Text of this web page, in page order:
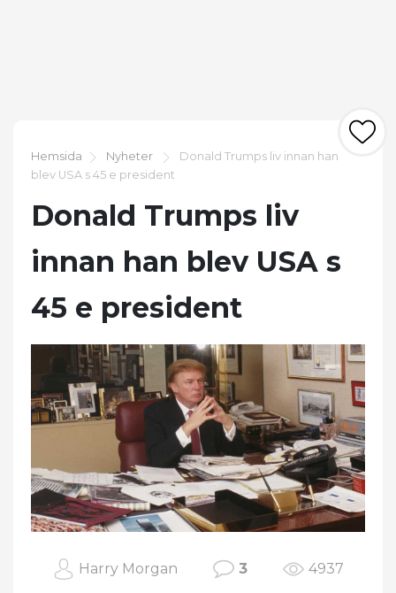
Hemsida Nyheter
Donald Trumps liv innan han
blev USA s 45 e president
Donald Trumps liv
innan han blev USA s
45 e president
Harry Morgan 3 4937